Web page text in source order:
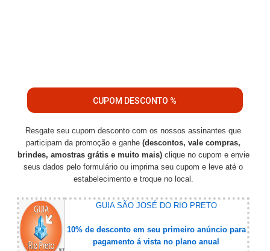
CUPOM DESCONTO %
Resgate seu cupom desconto com os nossos assinantes que
participam da promoção e ganhe (descontos, vale compras,
brindes, amostras grátis e muito mais)clique no cupom e envie
seus dados pelo formulário ou imprima seu cupom e leve até o
estabelecimento e troque no local.
GUIA SÃO JOSÉ DO RIO PRETO
10% de desconto em seu primeiro anúncio para
pagamento á vista no plano anual